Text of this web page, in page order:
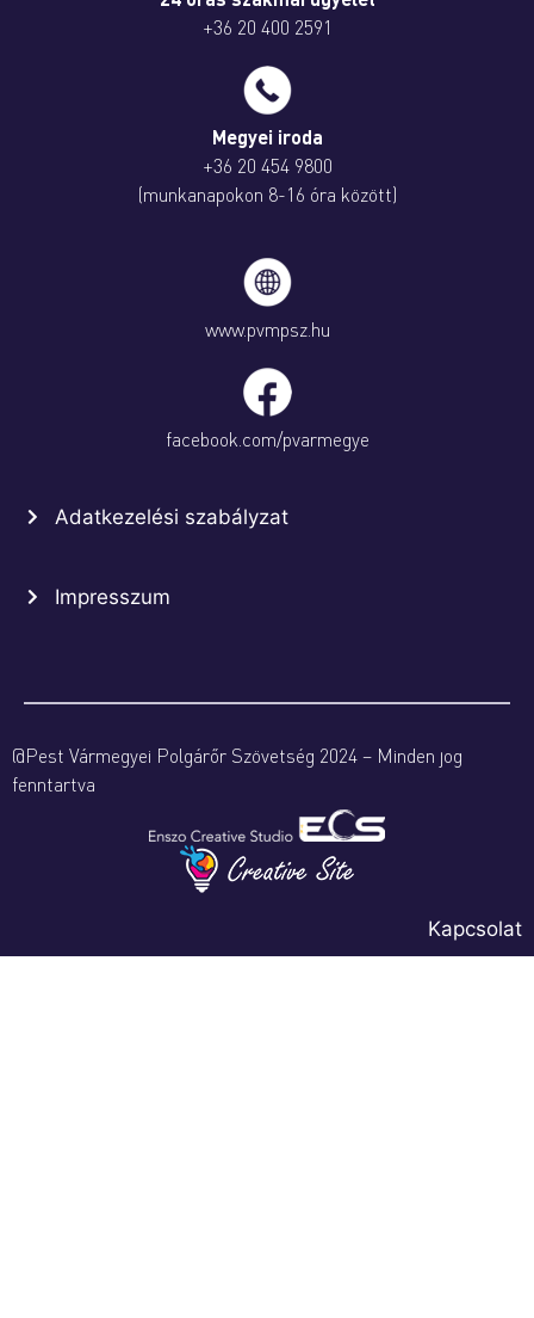
+36 20 400 2591
Megyei iroda
+36 20 454 9800
(munkanapokon 8-16 óra között)
www.pvmpsz.hu
facebook.com/pvarmegye
Adatkezelési szabályzat
Impresszum
@Pest Vármegyei Polgárőr Szövetség 2024 – Minden jog
fenntartva
Kapcsolat